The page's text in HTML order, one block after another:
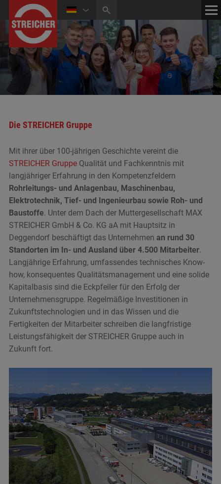
HOME KONTAKT
MEDIATHEK
Die STREICHER Gruppe
Mit ihrer über 100-jährigen Geschichte vereint die
STREICHER GruppeQualität und Fachkenntnis mit
langjähriger Erfahrung in den Kompetenzfeldern
Rohrleitungs- und Anlagenbau, Maschinenbau,
Elektrotechnik, Tief- und Ingenieurbau sowie Roh- und
Baustoffe. Unter dem Dach der Muttergesellschaft MAX
STREICHER GmbH & Co. KG aA mit Hauptsitz in
Deggendorf beschäftigt das Unternehmen an rund 30
Standorten im In- und Ausland über 4.500 Mitarbeiter.
Langjährige Erfahrung, umfassendes technisches Know-
how, konsequentes Qualitätsmanagement und eine solide
Kapitalbasis sind die Eckpfeiler für den Erfolg der
Unternehmensgruppe. Regelmäßige Investitionen in
Zukunftstechnologien und in das Wissen und die
Fertigkeiten der Mitarbeiter schreiben die langfristige
Leistungsfähigkeit der STREICHER Gruppe auch in
Zukunft fort.